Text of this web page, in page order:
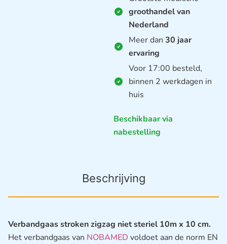
groothandel van
Nederland
Meer dan 30 jaar
ervaring
Voor 17:00 besteld,
binnen 2 werkdagen in
huis
Beschikbaar via
nabestelling
Beschrijving
Verbandgaas stroken zigzag niet steriel 10m x 10 cm.
Het verbandgaas van NOBAMED voldoet aan de norm EN